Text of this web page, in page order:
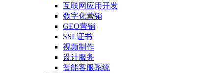
互联网应用开发
数字化营销
GEO营销
SSL证书
视频制作
设计服务
智能客服系统